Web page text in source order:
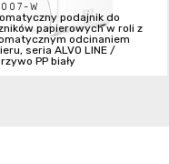
W
podajnik do
papierowych w roli z
odcinaniem
seria ALVO LINE /
PP biały